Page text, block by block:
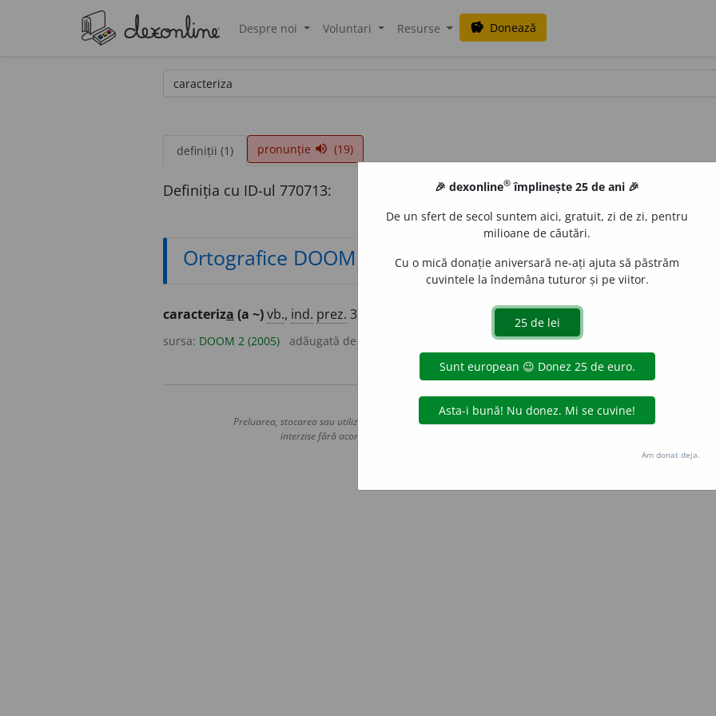
Despre noi Voluntari Resurse savings Donează
definiții (1) pronunție volume_up (19)
Definiția cu ID-ul 770713:
Ortografice DOOM
caracteriza (a ~)vb., ind. prez. 3
sursa: DOOM 2 (2005) adăugată de
Copyright © 2004-2026 dexonline (https://dexonline.ro)
Preluarea, stocarea sau utilizarea datelor de pe acest site, inclusiv prin orice metode de extragere automată
interzise fără acordul nostru prealabil scris, cu excepția seturilor de date oferite oficial spre utilizare
Hosterion
🎉 dexonline® împlinește 25 de ani 🎉
De un sfert de secol suntem aici, gratuit, zi de zi, pentru
milioane de căutări.
Cu o mică donație aniversară ne-ați ajuta să păstrăm
cuvintele la îndemâna tuturor și pe viitor.
Am donat deja.